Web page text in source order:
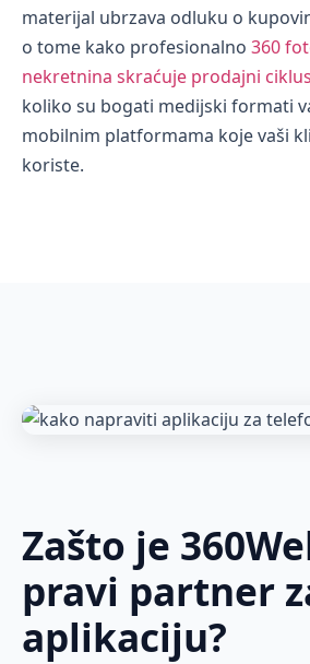
materijal ubrzava odluku o
o tome kako profesionalno 360
nekretnina skraćuje prodajni ciklus
koliko su bogati medijski formati
mobilnim platformama koje vaši
koriste.
Zašto je
pravi partner
aplikaciju?